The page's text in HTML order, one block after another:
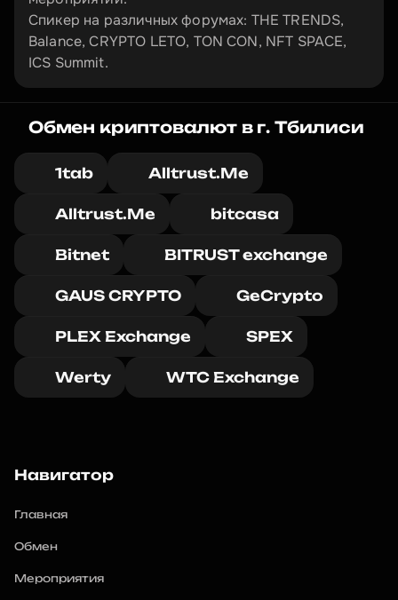
Спикер на различных форумах: THE TRENDS,
Balance, CRYPTO LETO, TON CON, NFT SPACE,
ICS Summit.
Обмен криптовалют в г. Тбилиси
1tab Alltrust.Me
Alltrust.Me bitcasa
Bitnet BITRUST exchange
GAUS CRYPTO GeCrypto
PLEX Exchange SPEX
Werty WTC Exchange
Навигатор
Главная
Обмен
Мероприятия